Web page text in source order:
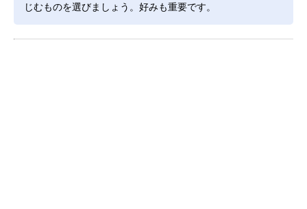
じむものを選びましょう。好みも重要です。